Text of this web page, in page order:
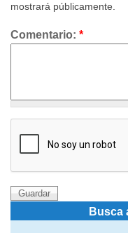
mostrará públicamente.
Comentario: *
Busca